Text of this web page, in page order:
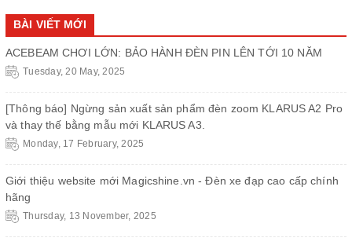
BÀI VIẾT MỚI
ACEBEAM CHƠI LỚN: BẢO HÀNH ĐÈN PIN LÊN TỚI 10 NĂM
Tuesday, 20 May, 2025
[Thông báo] Ngừng sản xuất sản phẩm đèn zoom KLARUS A2 Pro
và thay thế bằng mẫu mới KLARUS A3.
Monday, 17 February, 2025
Giới thiệu website mới Magicshine.vn - Đèn xe đạp cao cấp chính
hãng
Thursday, 13 November, 2025